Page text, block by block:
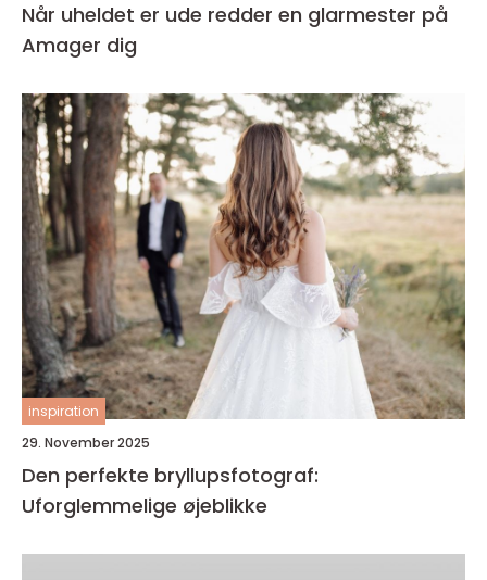
Når uheldet er ude redder en glarmester på
Amager dig
inspiration
29. November 2025
Den perfekte bryllupsfotograf:
Uforglemmelige øjeblikke